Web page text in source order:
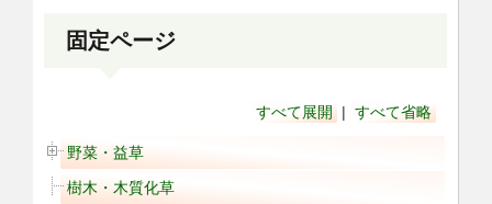
固定ページ
すべて展開 | すべて省略
野菜・益草
樹木・木質化草